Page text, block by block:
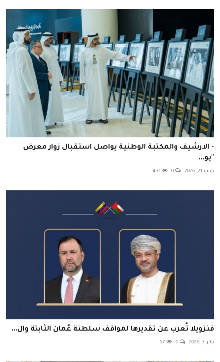
- الأرشيف والمكتبة الوطنية يواصل استقبال زوار معرض
"يو...
يوليو 21, 2026
فنزويلا تُعرب عن تقديرها لمواقف سلطنة عُمان الثابتة وال...
يناير 7, 2026